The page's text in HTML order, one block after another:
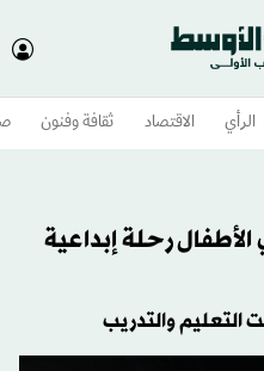
الرأي الاقتصاد ثقافة وفنون
رحلة إبداعية
التعليم والتدريب